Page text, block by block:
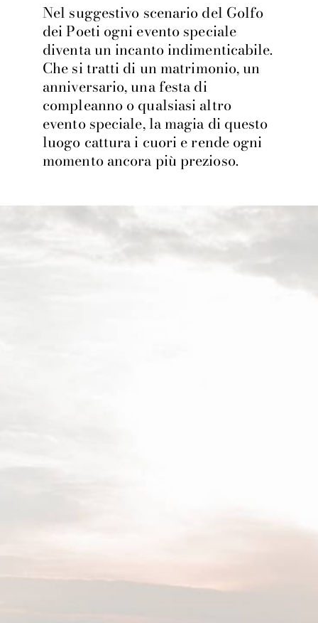
Nel suggestivo scenario del Golfo
dei Poeti ogni evento speciale
diventa un incanto indimenticabile.
Che si tratti di un matrimonio, un
anniversario, una festa di
compleanno o qualsiasi altro
evento speciale, la magia di questo
luogo cattura i cuori e rende ogni
momento ancora più prezioso.